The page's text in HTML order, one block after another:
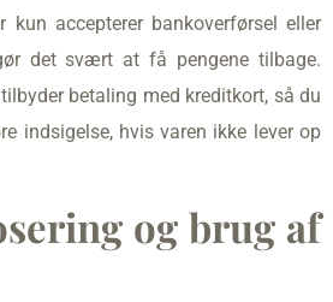
kun accepterer bankoverførsel eller
det svært at få pengene tilbage.
betaling med kreditkort, så du
indsigelse, hvis varen ikke lever op
og brug af